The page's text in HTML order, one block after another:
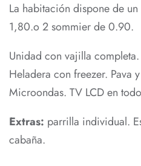
La habitación dispone de
1,80.o 2 sommier de 0.90.
Unidad con vajilla
Heladera con freezer. Pava
Microondas. TV LCD en
Extras: parrilla individual.
cabaña.